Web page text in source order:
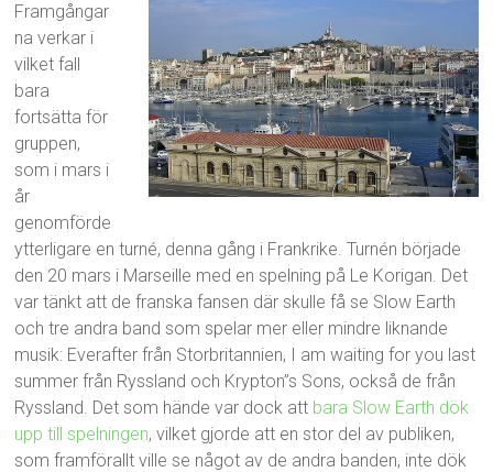
Framgångar
na verkar i
vilket fall
bara
fortsätta för
gruppen,
som i mars i
år
genomförde
ytterligare en turné, denna gång i Frankrike. Turnén började
den 20 mars i Marseille med en spelning på Le Korigan. Det
var tänkt att de franska fansen där skulle få se Slow Earth
och tre andra band som spelar mer eller mindre liknande
musik: Everafter från Storbritannien, I am waiting for you last
summer från Ryssland och Krypton”s Sons, också de från
Ryssland. Det som hände var dock att bara Slow Earth dök
upp till spelningen, vilket gjorde att en stor del av publiken,
som framförallt ville se något av de andra banden, inte dök